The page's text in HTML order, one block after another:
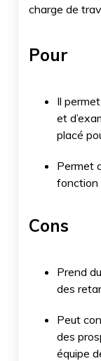
charge de
Pour
Il
et
placé
Permet
fonction
Cons
Prend
des
Peut
des
équipe